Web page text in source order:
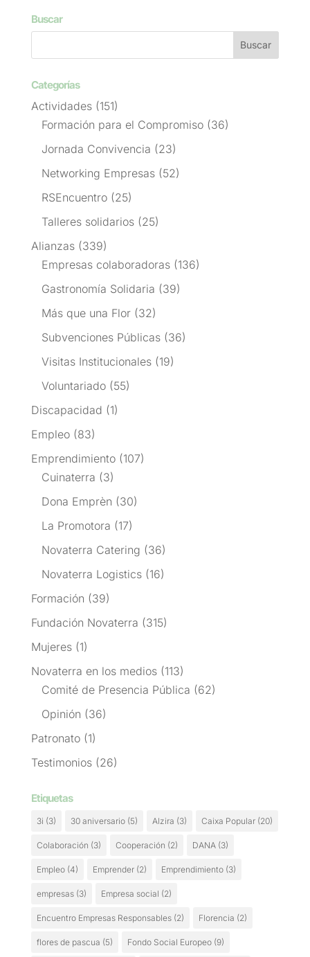
Buscar
Categorías
Actividades(151)
Formación para el Compromiso(36)
Jornada Convivencia (23)
Networking Empresas(52)
RSEncuentro(25)
Talleres solidarios(25)
Alianzas(339)
Empresas colaboradoras(136)
Gastronomía Solidaria (39)
Más que una Flor(32)
Subvenciones Públicas(36)
Visitas Institucionales(19)
Voluntariado(55)
Discapacidad (1)
Empleo(83)
Emprendimiento(107)
Cuinaterra (3)
Dona Emprèn (30)
La Promotora (17)
Novaterra Catering (36)
Novaterra Logistics(16)
Formación (39)
Fundación Novaterra (315)
Mujeres(1)
Novaterra en los medios(113)
Comité de Presencia Pública (62)
Opinión (36)
Patronato(1)
Testimonios(26)
Etiquetas
3i (3) 30 aniversario(5) Alzira (3) Caixa Popular(20)
Colaboración (3) Cooperación (2) DANA(3)
Empleo(4) Emprender(2) Emprendimiento(3)
empresas(3) Empresa social (2)
Encuentro Empresas Responsables(2) Florencia (2)
flores de pascua (5) Fondo Social Europeo(9)